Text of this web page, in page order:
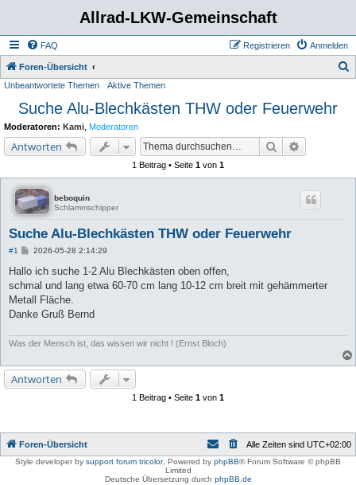
Allrad-LKW-Gemeinschaft
FAQ Anmelden
Registrieren
Foren-Übersicht
Unbeantwortete Themen Aktive Themen
Suche Alu-Blechkästen THW oder Feuerwehr
Moderatoren: Kami Moderatoren
Antworten Suche
1 Beitrag • Seite 1 von 1
beboquin
Schlammschipper
Suche Alu-Blechkästen THW oder Feuerwehr
#1
B
i
r
a
2026-05-28 2:14:29
Hallo ich suche 1-2 Alu Blechkästen oben offen,
schmal und lang etwa 60-70 cm lang 10-12 cm breit mit gehämmerter
Metall Fläche.
Danke Gruß Bernd
Was der Mensch ist, das wissen wir nicht ! (Ernst Bloch)
Antworten
1 Beitrag • Seite 1 von 1
Foren-Übersicht Alle Zeiten sind UTC+02:00
Style developer by support forum tricolor, Powered by phpBB® Forum Software © phpBB
Limited
Deutsche Übersetzung durch phpBB.de